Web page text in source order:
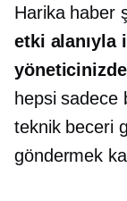
Harika haber
etki alanıyla
hepsi sadece
teknik beceri
göndermek